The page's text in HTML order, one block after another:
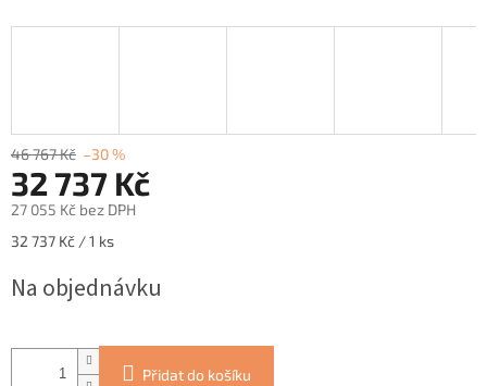
46 767 Kč –30 %
32 737 Kč
27 055 Kč bez DPH
Měrná
32 737 Kč / 1 ks
Na objednávku
Přidat do košíku